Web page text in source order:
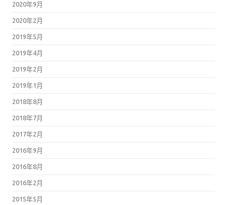
2020年9月
2020年2月
2019年5月
2019年4月
2019年2月
2019年1月
2018年8月
2018年7月
2017年2月
2016年9月
2016年8月
2016年2月
2015年5月